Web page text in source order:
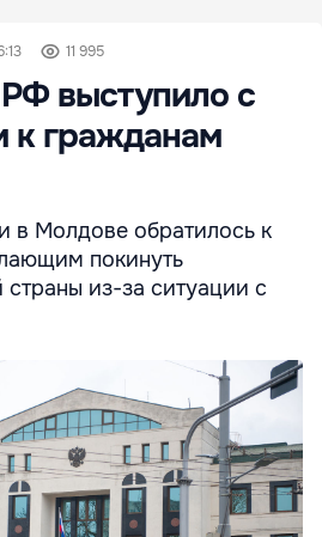
11 995
выступило с
к гражданам
в Молдове обратилось к
покинуть
из-за ситуации с